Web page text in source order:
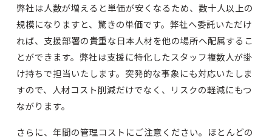
弊社は人数が増えると単価が安くなるため、数十人以上の
規模になりますと、驚きの単価です。弊社へ委託いただけ
れば、支援部署の貴重な日本人材を他の場所へ配属するこ
とができます。弊社は支援に特化したスタッフ複数人が掛
け持ちで担当いたします。突発的な事象にも対応いたしま
すので、人材コスト削減だけでなく、リスクの軽減にもつ
ながります。
さらに、年間の管理コストにご注意ください。ほとんどの